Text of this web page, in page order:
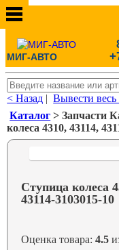
МИГ-АВТО
< Назад |Вывести весь
Каталог > Запчасти
колеса 4310, 43114,
Ступица колеса
43114-3103015-10
Оценка товара:4.5